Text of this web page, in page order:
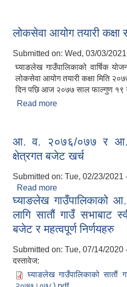
लोकसेवा आयोग तयारी कक्षा
Submitted on: Wed, 03/03/
घ्याङलेख गाउँपालिकाको वार्षिक
लोकसेवा आयोग तयारी कक्षा मिति
दिन पछि आज २०७७ साल फाल्गुण १९
Read more
आ. व. २०७६/०७७ र
क्षेत्रगत बजेट खर्च
Submitted on: Tue, 02/23/2021
Read more
बजेट खर्च
घ्याङलेख गाउँपालिकाको
लागि सातौं गाउँ सभाबाट
बजेट र महत्वपूर्ण निर्णयहरु
Submitted on: Tue, 07/14/2020
दस्तावेज:
घ्याङलेख गाउँपालिकाको सातौं